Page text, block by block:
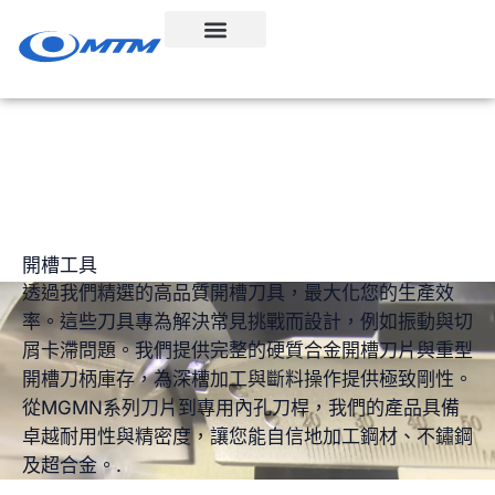
容
開槽工具
透過我們精選的高品質開槽刀具，最大化您的生產效
率。這些刀具專為解決常見挑戰而設計，例如振動與切
屑卡滯問題。我們提供完整的硬質合金開槽刀片與重型
開槽刀柄庫存，為深槽加工與斷料操作提供極致剛性。
從MGMN系列刀片到專用內孔刀桿，我們的產品具備
卓越耐用性與精密度，讓您能自信地加工鋼材、不鏽鋼
及超合金。.